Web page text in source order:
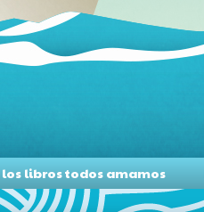
los libros todos amamos